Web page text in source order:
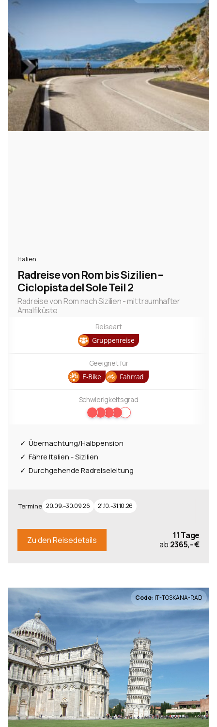
Italien
Radreise von Rom bis Sizilien –
Ciclopista del Sole Teil 2
Radreise von Rom nach Sizilien - mit traumhafter
Amalfiküste
Schwierigkeitsgrad
Reiseart
Gruppenreise
Geeignet für
E-Bike
Fahrrad
Übernachtung/Halbpension
Fähre Italien - Sizilien
Durchgehende Radreiseleitung
Termine 20.09.–30.09.26 21.10.–31.10.26
Zu den Reisedetails
11 Tage
ab 2365,- €
Code: IT-TOSKANA-RAD